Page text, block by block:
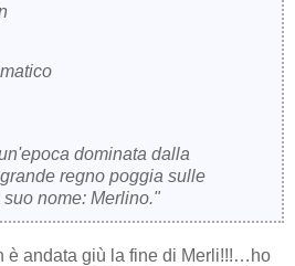
dominata dalla
regno poggia sulle
nome: Merlino."
è andata giù la fine di Merli!!!…ho